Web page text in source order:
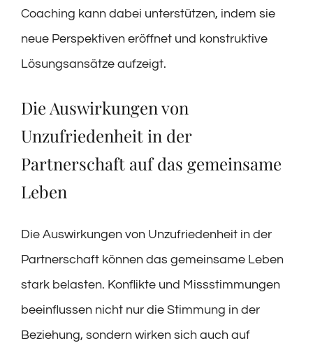
Coaching kann dabei unterstützen, indem sie
neue Perspektiven eröffnet und konstruktive
Lösungsansätze aufzeigt.
Die Auswirkungen von
Unzufriedenheit in der
Partnerschaft auf das gemeinsame
Leben
Die Auswirkungen von Unzufriedenheit in der
Partnerschaft können das gemeinsame Leben
stark belasten. Konflikte und Missstimmungen
beeinflussen nicht nur die Stimmung in der
Beziehung, sondern wirken sich auch auf